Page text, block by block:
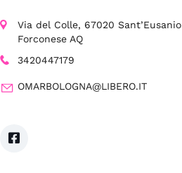
Via del Colle, 67020 Sant’Eusanio
Forconese AQ
3420447179
OMARBOLOGNA@LIBERO.IT